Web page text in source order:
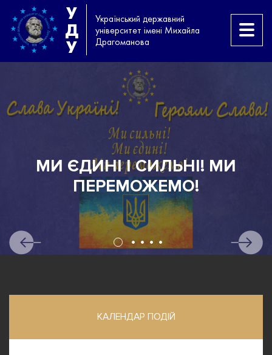
У
Д
У
Український державний
університет імені Михайла
Драгоманова
МИ ЄДИНІ І СИЛЬНІ! МИ
ПЕРЕМОЖЕМО!
КАЛЕНДАР ПОДІЙ